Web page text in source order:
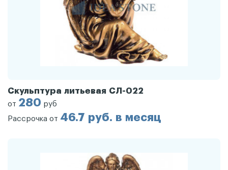
Скульптура литьевая СЛ-022
от 280 руб
Рассрочка от 46.7 руб. в месяц